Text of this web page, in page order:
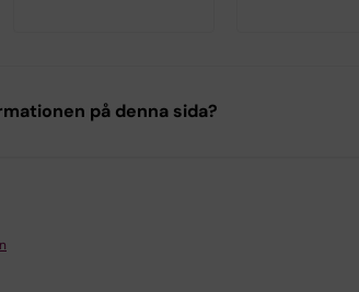
på denna sida?